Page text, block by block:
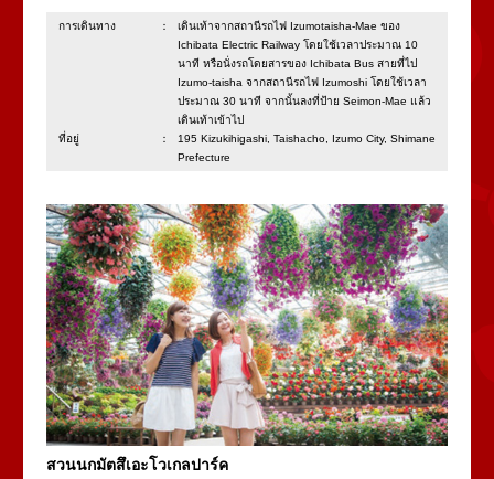
การเดินทาง：
เดินเท้าจากสถานีรถไฟ Izumotaisha-Mae ของ
Ichibata Electric Railway โดยใช้เวลาประมาณ 10
นาที หรือนั่งรถโดยสารของ Ichibata Bus สายที่ไป
Izumo-taisha จากสถานีรถไฟ Izumoshi โดยใช้เวลา
ประมาณ 30 นาที จากนั้นลงที่ป้าย Seimon-Mae แล้ว
เดินเท้าเข้าไป
ที่อยู่：
195 Kizukihigashi, Taishacho, Izumo City, Shimane
Prefecture
สวนนกมัตสึเอะโวเกลปาร์ค